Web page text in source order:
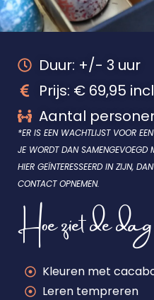
Duur: +/- 3 uur
Prijs: € 69,95
Aantal
*ER IS EEN WACHTLIJST VOOR
JE WORDT DAN SAMENGEVOEGD
HIER GEÏNTERESSEERD IN ZIJN,
CONTACT OPNEMEN.
Hoe ziet de
Kleuren met
Leren tempreren